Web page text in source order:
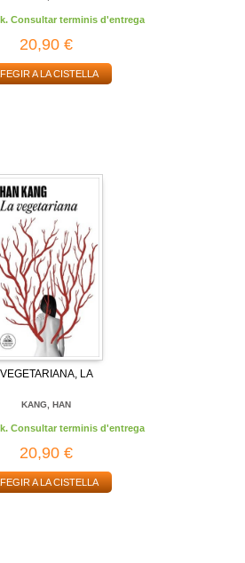
Consultar terminis d'entrega
20,90 €
A LA CISTELLA
VEGETARIANA, LA
KANG, HAN
Consultar terminis d'entrega
20,90 €
A LA CISTELLA